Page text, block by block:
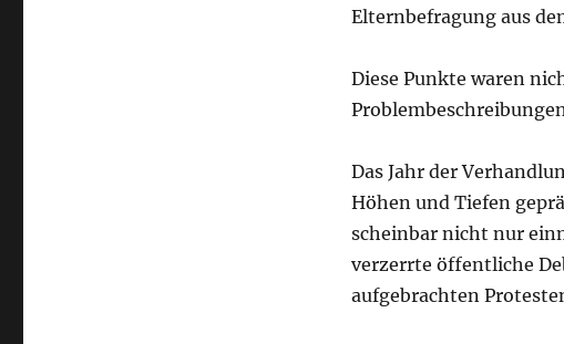
Elternbefragung aus
Diese Punkte waren
Das Jahr der
Höhen und Tiefen
scheinbar nicht nur
verzerrte öffentliche
aufgebrachten